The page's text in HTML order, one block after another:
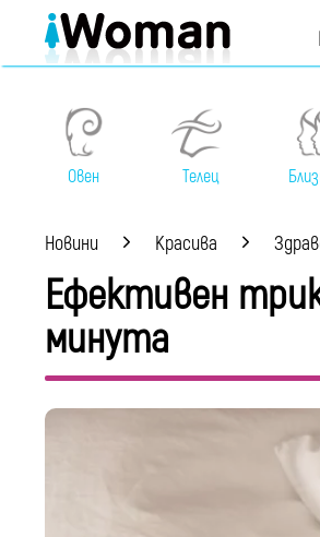
Овен Телец
Новини Красива
Ефективен
минута